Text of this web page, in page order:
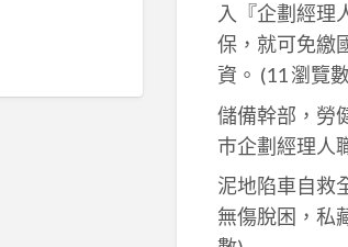
入『企劃經理
保，就可免繳
資。 (11 瀏覽
儲備幹部，勞
巿企劃經理人
泥地陷車自救
無傷脫困，私